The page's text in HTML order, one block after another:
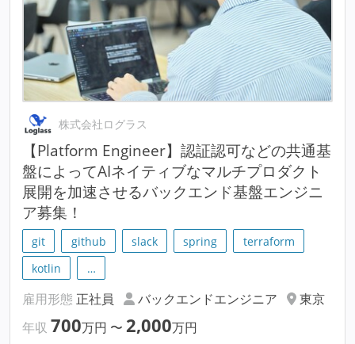
株式会社ログラス
【Platform Engineer】認証認可などの共通基
盤によってAIネイティブなマルチプロダクト
展開を加速させるバックエンド基盤エンジニ
ア募集！
git github slack spring
terraform
kotlin
…
雇用形態 正社員 バックエンドエンジニア
東京
年収 700万円 〜 2,000万円